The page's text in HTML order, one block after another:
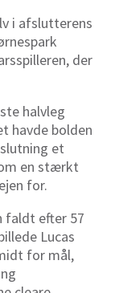
i afslutterens
der
halvleg
havde bolden
et
en stærkt
for.
faldt efter 57
Lucas
for mål,